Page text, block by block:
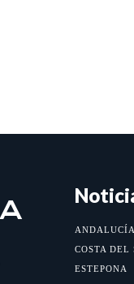
ANDALUCÍA
COSTA DEL
ESTEPONA